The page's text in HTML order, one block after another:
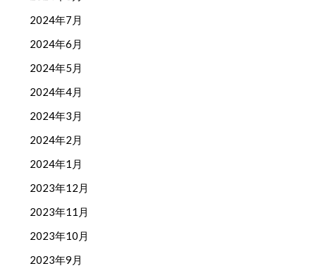
2024年7月
2024年6月
2024年5月
2024年4月
2024年3月
2024年2月
2024年1月
2023年12月
2023年11月
2023年10月
2023年9月